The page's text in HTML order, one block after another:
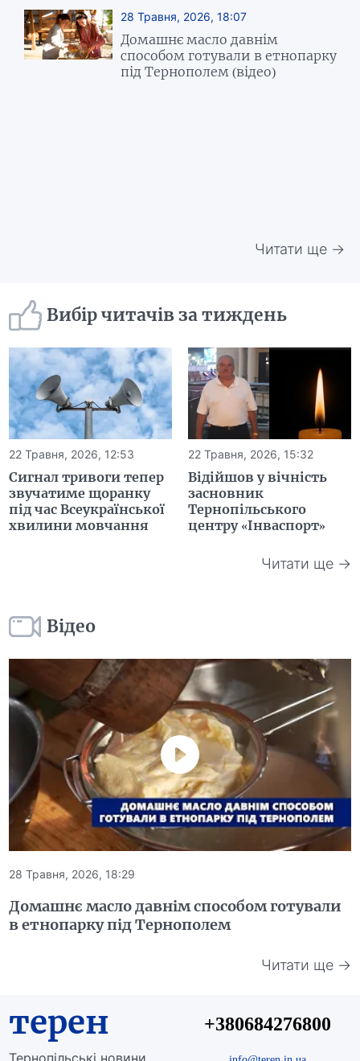
28 Травня, 2026, 18:07
Домашнє масло давнім
способом готували в етнопарку
під Тернополем (відео)
Читати ще →
Вибір читачів за тиждень
22 Травня, 2026, 12:53
Сигнал тривоги тепер
звучатиме щоранку
під час Всеукраїнської
хвилини мовчання
22 Травня, 2026, 15:32
Відійшов у вічність
засновник
Тернопільського
центру «Інваспорт»
Читати ще →
Відео
28 Травня, 2026, 18:29
Домашнє масло давнім способом готували
в етнопарку під Тернополем
Читати ще →
терен +380684276800